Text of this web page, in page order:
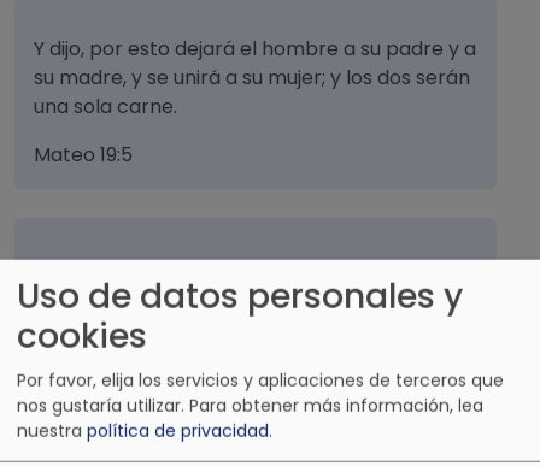
Y dijo, por esto dejará el hombre a su padre y a
su madre, y se unirá a su mujer; y los dos serán
una sola carne.
Mateo 19:5
esperanza de la justicia por la fe
Gálatas 5:5
Uso de datos personales y
cookies
Por favor, elija los servicios y aplicaciones de terceros que
nos gustaría utilizar. Para obtener más información, lea
nuestra política de privacidad.